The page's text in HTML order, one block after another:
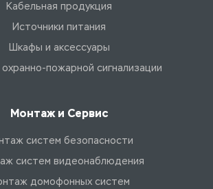
Кабельная продукция
Источники питания
Шкафы и аксессуары
пожарной сигнализации
Монтаж и Сервис
систем безопасности
систем видеонаблюдения
домофонных систем